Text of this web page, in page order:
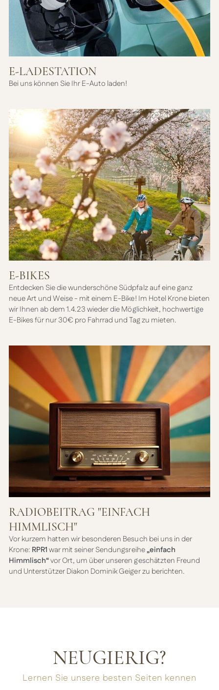
E-LADESTATION
Bei uns können Sie Ihr E-Auto laden!
E-BIKES
Entdecken Sie die wunderschöne Südpfalz auf eine ganz
neue Art und Weise - mit einem E-Bike! Im Hotel Krone bieten
wir Ihnen ab dem 1.4.23 wieder die Möglichkeit, hochwertige
E-Bikes für nur 30€ pro Fahrrad und Tag zu mieten.
RADIOBEITRAG "EINFACH
HIMMLISCH"
Vor kurzem hatten wir besonderen Besuch bei uns in der
Krone: RPR1war mit seiner Sendungsreihe„einfach
Himmlisch“vor Ort, um über unseren geschätzten Freund
und Unterstützer Diakon Dominik Geiger zu berichten.
NEUGIERIG?
Lernen Sie unsere besten Seiten kennen